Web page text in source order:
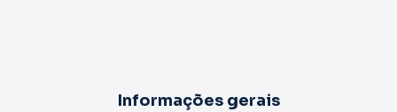
Informações gerais